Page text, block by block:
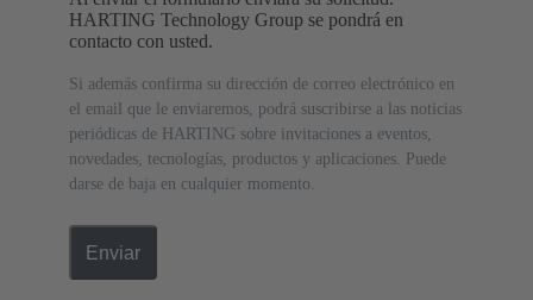
HARTING Technology Group se pondrá en
contacto con usted.
Si además confirma su dirección de correo electrónico en
el email que le enviaremos, podrá suscribirse a las noticias
periódicas de HARTING sobre invitaciones a eventos,
novedades, tecnologías, productos y aplicaciones. Puede
darse de baja en cualquier momento.
Enviar